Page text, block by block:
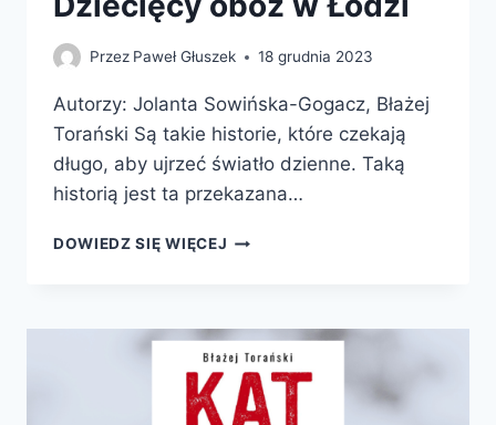
Przez Paweł Głuszek 18 grudnia 2023
Autorzy: Jolanta Sowińska-Gogacz, Błażej
Torański Są takie historie, które czekają
długo, aby ujrzeć światło dzienne. Taką
historią jest ta przekazana…
DOWIEDZ SIĘ WIĘCEJ MAŁY
W
ŁODZI